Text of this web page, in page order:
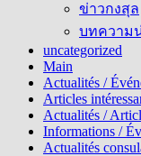
ข่าวกงสุล
บทความ
uncategorized
Main
Actualités /
Articles
Actualités /
Informations /
Actualités